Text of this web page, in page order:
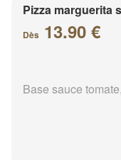
Pizza marguerita
Dès 13.90 €
Base sauce